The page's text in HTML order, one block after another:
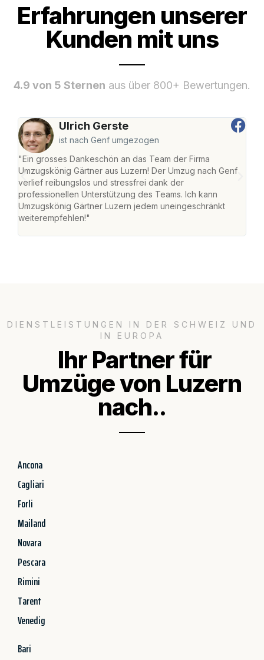
Erfahrungen unserer
Kunden mit uns
4.9 von 5 Sternen aus über 800+ Bewertungen.
Ulrich Gerste
ist nach Genf umgezogen
"Ein grosses Dankeschön an das Team der Firma
Umzugskönig Gärtner aus Luzern! Der Umzug nach Genf
verlief reibungslos und stressfrei dank der
professionellen Unterstützung des Teams. Ich kann
Umzugskönig Gärtner Luzern jedem uneingeschränkt
weiterempfehlen!"
DIENSTLEISTUNGEN IN DER SCHWEIZ UND
IN EUROPA
Ihr Partner für
Umzüge von Luzern
nach..
Ancona
Cagliari
Forli
Mailand
Novara
Pescara
Rimini
Tarent
Venedig
Bari